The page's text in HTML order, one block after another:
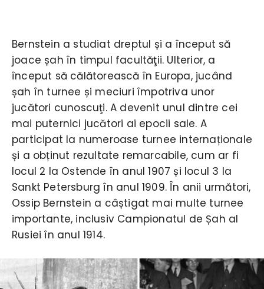
Bernstein a studiat dreptul și a început să
joace șah în timpul facultăţii. Ulterior, a
început să călătorească în Europa, jucând
șah în turnee și meciuri împotriva unor
jucători cunoscuţi. A devenit unul dintre cei
mai puternici jucători ai epocii sale. A
participat la numeroase turnee internaționale
și a obținut rezultate remarcabile, cum ar fi
locul 2 la Ostende în anul 1907 și locul 3 la
Sankt Petersburg în anul 1909. În anii următori,
Ossip Bernstein a câștigat mai multe turnee
importante, inclusiv Campionatul de Șah al
Rusiei în anul 1914.